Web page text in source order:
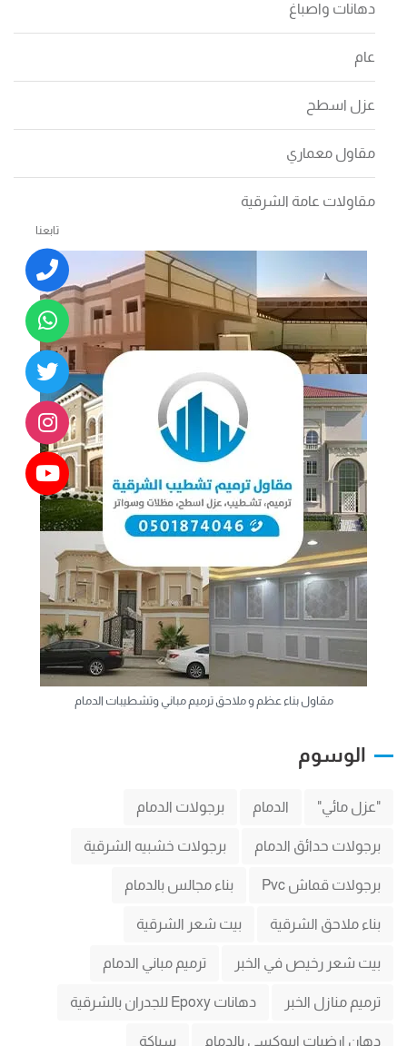
دهانات واصباغ
عام
عزل اسطح
مقاول معماري
مقاولات عامة الشرقية
مقاول بناء عظم و ملاحق ترميم مباني وتشطيبات الدمام
الوسوم
"عزل مائي" الدمام برجولات الدمام
برجولات حدائق الدمام برجولات خشبيه الشرقية
برجولات قماش Pvc بناء مجالس بالدمام
بناء ملاحق الشرقية بيت شعر الشرقية
بيت شعر رخيص في الخبر ترميم مباني الدمام
ترميم منازل الخبر دهانات Epoxy للجدران بالشرقية
دهان ارضيات ايبوكسي بالدمام سباكة
تابعنا